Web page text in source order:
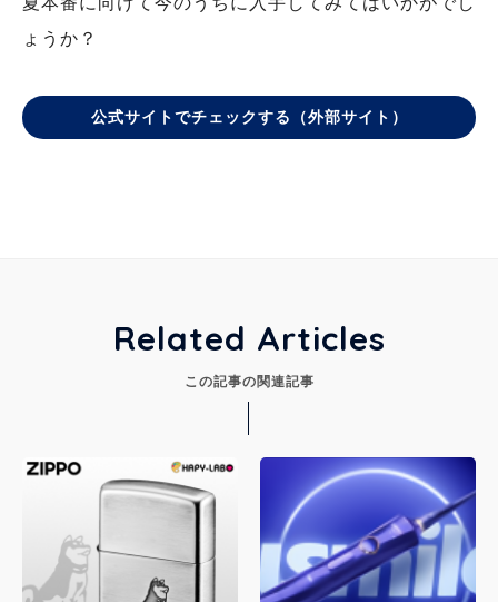
ょうか？
公式サイトでチェックする（外部サイト）
Related Articles
この記事の関連記事